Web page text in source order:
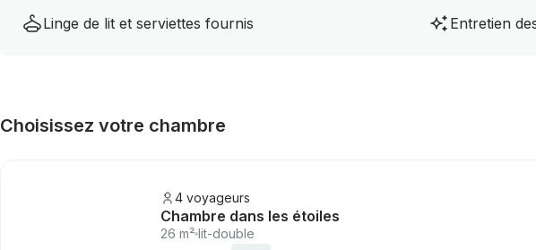
Linge de lit et serviettes fournis
Entretien
Choisissez votre chambre
4 voyageurs
Chambre dans les étoiles
26 m² lit-double